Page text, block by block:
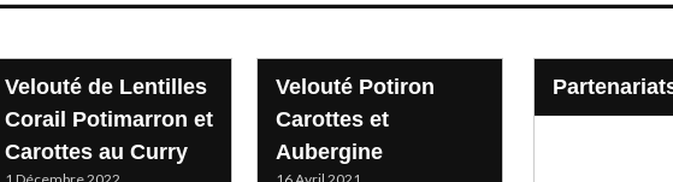
Velouté de Lentilles
Corail Potimarron et
Carottes au Curry
Velouté Potiron
Carottes et
Aubergine